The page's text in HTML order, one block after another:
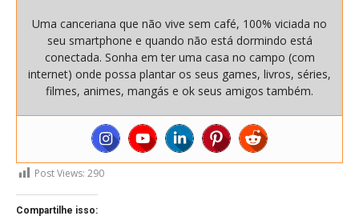
Uma canceriana que não vive sem café, 100% viciada no
seu smartphone e quando não está dormindo está
conectada. Sonha em ter uma casa no campo (com
internet) onde possa plantar os seus games, livros, séries,
filmes, animes, mangás e ok seus amigos também.
Post Views: 290
Compartilhe isso: